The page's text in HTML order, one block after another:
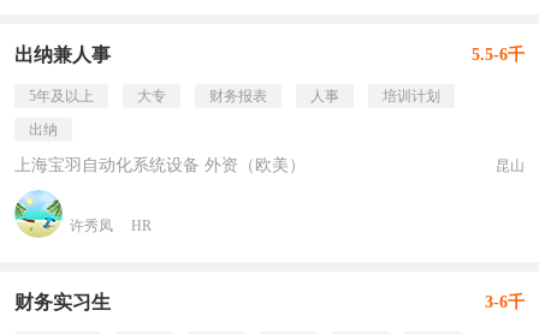
出纳兼人事 5.5-6千
5年及以上 大专 财务报表 人事
培训计划
出纳
上海宝羽自动化系统设备 外资（欧美） 昆山
许秀凤 HR
财务实习生 3-6千